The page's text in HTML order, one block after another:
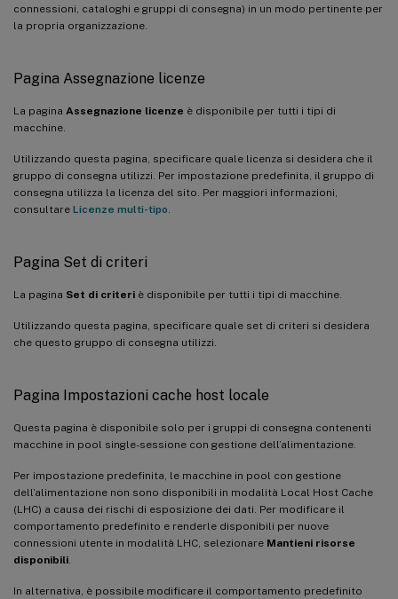
connessioni, cataloghi e gruppi di consegna) in un modo pertinente per
la propria organizzazione.
Pagina Assegnazione licenze
La pagina Assegnazione licenze è disponibile per tutti i tipi di
macchine.
Utilizzando questa pagina, specificare quale licenza si desidera che il
gruppo di consegna utilizzi. Per impostazione predefinita, il gruppo di
consegna utilizza la licenza del sito. Per maggiori informazioni,
consultare Licenze multi-tipo.
Pagina Set di criteri
La pagina Set di criteri è disponibile per tutti i tipi di macchine.
Utilizzando questa pagina, specificare quale set di criteri si desidera
che questo gruppo di consegna utilizzi.
Pagina Impostazioni cache host locale
Questa pagina è disponibile solo per i gruppi di consegna contenenti
macchine in pool single-sessione con gestione dell’alimentazione.
Per impostazione predefinita, le macchine in pool con gestione
dell’alimentazione non sono disponibili in modalità Local Host Cache
(LHC) a causa dei rischi di esposizione dei dati. Per modificare il
comportamento predefinito e renderle disponibili per nuove
connessioni utente in modalità LHC, selezionare Mantieni risorse
disponibili.
In alternativa, è possibile modificare il comportamento predefinito